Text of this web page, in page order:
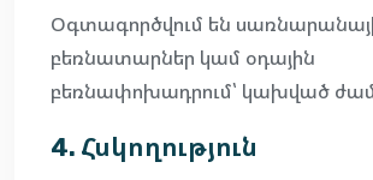
Օգտագործվում են
բեռնատարներ կամ օդային
բեռնափոխադրում՝ կախված
4. Հսկողություն